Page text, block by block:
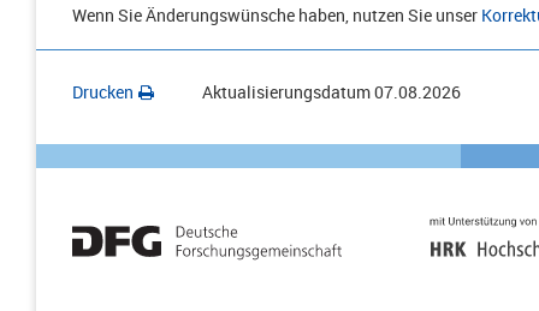
Wenn Sie Änderungswünsche haben, nutzen Sie unser
Drucken Aktualisierungsdatum07.08.2026